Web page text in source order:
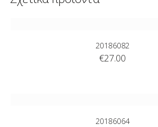
20186082
€27.00
20186064